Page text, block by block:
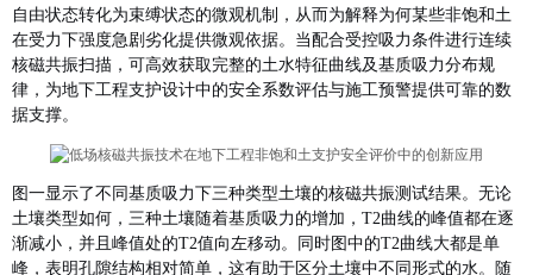
自由状态转化为束缚状态的微观机制，从而为解释为何某些非饱和土
在受力下强度急剧劣化提供微观依据。当配合受控吸力条件进行连续
核磁共振扫描，可高效获取完整的土水特征曲线及基质吸力分布规
律，为地下工程支护设计中的安全系数评估与施工预警提供可靠的数
据支撑。
图一显示了不同基质吸力下三种类型土壤的核磁共振测试结果。无论
土壤类型如何，三种土壤随着基质吸力的增加，T2曲线的峰值都在逐
渐减小，并且峰值处的T2值向左移动。同时图中的T2曲线大都是单
峰，表明孔隙结构相对简单，这有助于区分土壤中不同形式的水。随